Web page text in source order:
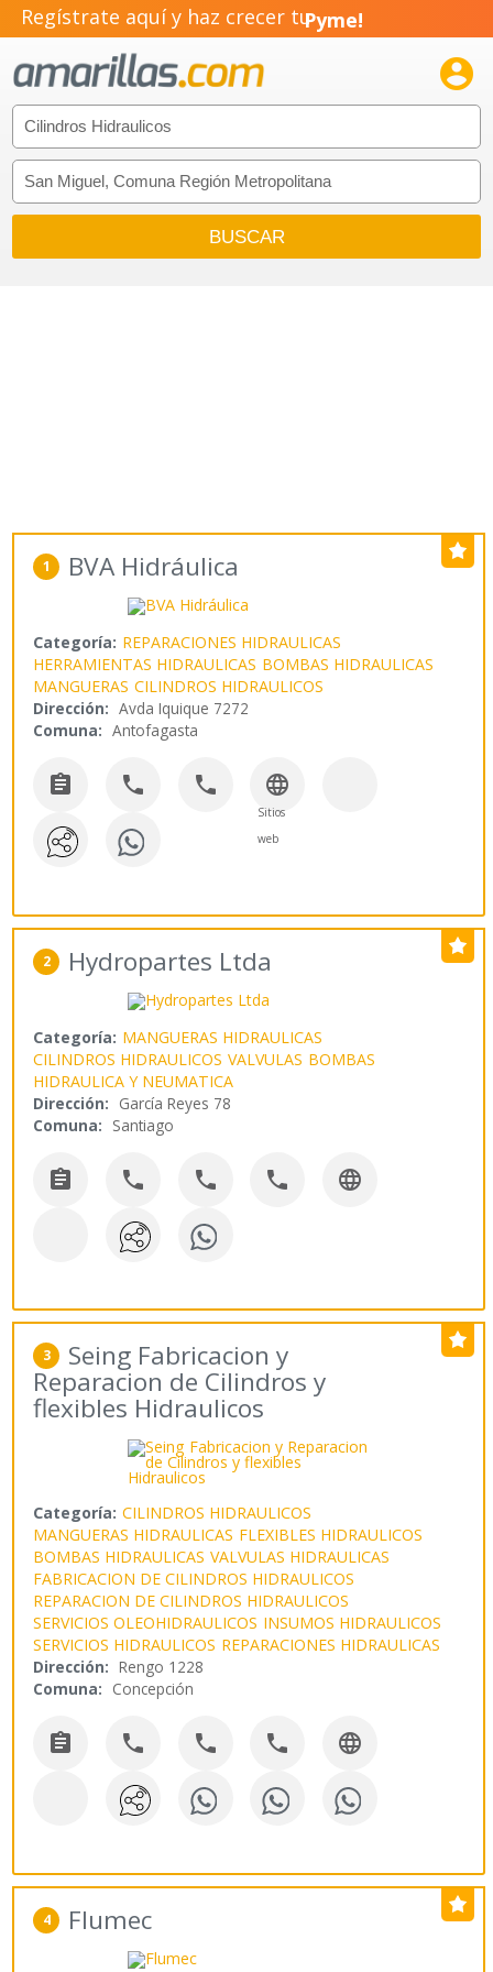
Regístrate aquí y haz crecer tuPyme!
Emprendimiento!

1 BVA Hidráulica
Categoría: REPARACIONES HIDRAULICAS
HERRAMIENTAS HIDRAULICAS BOMBAS HIDRAULICAS
MANGUERAS CILINDROS HIDRAULICOS
Dirección: Avda Iquique 7272
Comuna: Antofagasta
   
Sitios
web
2 Hydropartes Ltda
Categoría: MANGUERAS HIDRAULICAS
CILINDROS HIDRAULICOS VALVULAS BOMBAS
HIDRAULICA Y NEUMATICA
Dirección: García Reyes 78
Comuna: Santiago
    
3 Seing Fabricacion y
Reparacion de Cilindros y
flexibles Hidraulicos
Categoría: CILINDROS HIDRAULICOS
MANGUERAS HIDRAULICAS FLEXIBLES HIDRAULICOS
BOMBAS HIDRAULICAS VALVULAS HIDRAULICAS
FABRICACION DE CILINDROS HIDRAULICOS
REPARACION DE CILINDROS HIDRAULICOS
SERVICIOS OLEOHIDRAULICOS INSUMOS HIDRAULICOS
SERVICIOS HIDRAULICOS REPARACIONES HIDRAULICAS
Dirección: Rengo 1228
Comuna: Concepción
    
4 Flumec